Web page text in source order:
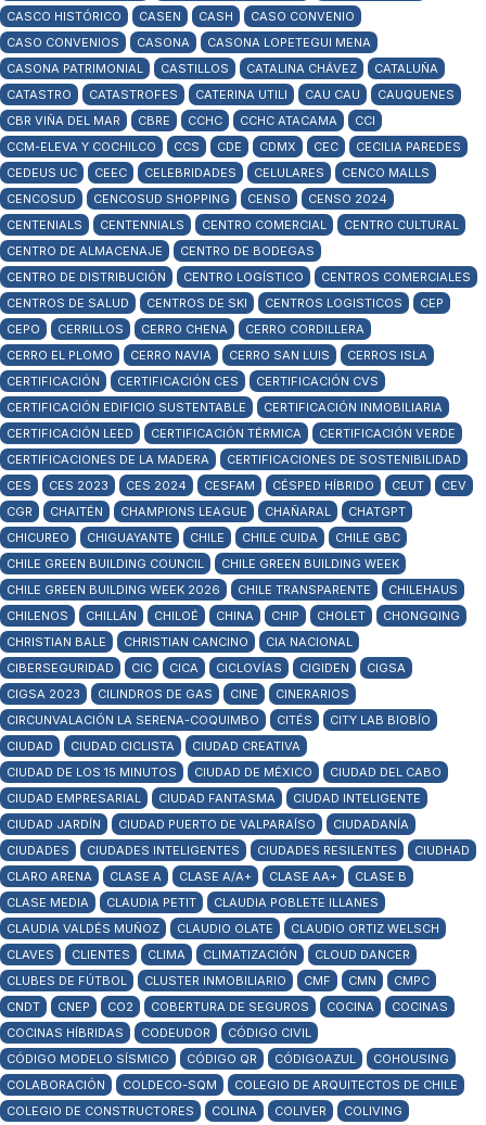
CASCO HISTÓRICO
CASEN CASH
CASO CONVENIO
CASO CONVENIOS
CASONA
CASONA LOPETEGUI MENA
CASONA PATRIMONIAL
CASTILLOS CATALINA CHÁVEZ
CATALUÑA
CATASTRO
CATASTROFES CATERINA UTILI CAU CAU
CAUQUENES
CBR VIÑA DEL MAR
CBRE CCHC CCHC ATACAMA
CCI
CCM-ELEVA Y COCHILCO
CCS CDE CDMX CEC
CECILIA PAREDES
CEDEUS UC
CEEC CELEBRIDADES CELULARES
CENCO MALLS
CENCOSUD
CENCOSUD SHOPPING CENSO
CENSO 2024
CENTENIALS
CENTENNIALS CENTRO COMERCIAL
CENTRO CULTURAL
CENTRO DE ALMACENAJE
CENTRO DE BODEGAS
CENTRO DE DISTRIBUCIÓN
CENTRO LOGÍSTICO
CENTROS COMERCIALES
CENTROS DE SALUD
CENTROS DE SKI CENTROS LOGISTICOS
CEP
CEPO
CERRILLOS CERRO CHENA
CERRO CORDILLERA
CERRO EL PLOMO
CERRO NAVIA CERRO SAN LUIS
CERROS ISLA
CERTIFICACIÓN
CERTIFICACIÓN CES
CERTIFICACIÓN CVS
CERTIFICACIÓN EDIFICIO SUSTENTABLE
CERTIFICACIÓN INMOBILIARIA
CERTIFICACIÓN LEED
CERTIFICACIÓN TÉRMICA
CERTIFICACIÓN VERDE
CERTIFICACIONES DE LA MADERA
CERTIFICACIONES DE SOSTENIBILIDAD
CES
CES 2023 CES 2024 CESFAM CÉSPED HÍBRIDO CEUT
CEV
CGR
CHAITÉN CHAMPIONS LEAGUE CHAÑARAL
CHATGPT
CHICUREO
CHIGUAYANTE CHILE CHILE CUIDA
CHILE GBC
CHILE GREEN BUILDING COUNCIL
CHILE GREEN BUILDING WEEK
CHILE GREEN BUILDING WEEK 2026
CHILE TRANSPARENTE
CHILEHAUS
CHILENOS
CHILLÁN CHILOÉ CHINA CHIP CHOLET
CHONGQING
CHRISTIAN BALE
CHRISTIAN CANCINO
CIA NACIONAL
CIBERSEGURIDAD
CIC CICA CICLOVÍAS CIGIDEN
CIGSA
CIGSA 2023
CILINDROS DE GAS CINE
CINERARIOS
CIRCUNVALACIÓN LA SERENA-COQUIMBO
CITÉS
CITY LAB BIOBÍO
CIUDAD
CIUDAD CICLISTA
CIUDAD CREATIVA
CIUDAD DE LOS 15 MINUTOS
CIUDAD DE MÉXICO
CIUDAD DEL CABO
CIUDAD EMPRESARIAL
CIUDAD FANTASMA
CIUDAD INTELIGENTE
CIUDAD JARDÍN
CIUDAD PUERTO DE VALPARAÍSO
CIUDADANÍA
CIUDADES
CIUDADES INTELIGENTES CIUDADES RESILENTES
CIUDHAD
CLARO ARENA
CLASE A CLASE A/A+ CLASE AA+
CLASE B
CLASE MEDIA
CLAUDIA PETIT
CLAUDIA POBLETE ILLANES
CLAUDIA VALDÉS MUÑOZ
CLAUDIO OLATE
CLAUDIO ORTIZ WELSCH
CLAVES
CLIENTES CLIMA CLIMATIZACIÓN
CLOUD DANCER
CLUBES DE FÚTBOL
CLUSTER INMOBILIARIO CMF CMN
CMPC
CNDT
CNEP CO2 COBERTURA DE SEGUROS COCINA
COCINAS
COCINAS HÍBRIDAS
CODEUDOR
CÓDIGO CIVIL
CÓDIGO MODELO SÍSMICO
CÓDIGO QR CÓDIGOAZUL
COHOUSING
COLABORACIÓN
COLDECO-SQM
COLEGIO DE ARQUITECTOS DE CHILE
COLEGIO DE CONSTRUCTORES
COLINA COLIVER
COLIVING